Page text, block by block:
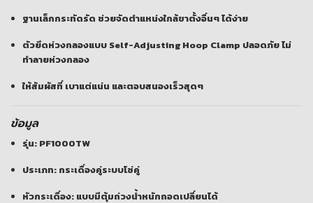
ฐานเล็กกระทัดรัด ช่วยจัดตำแหน่งใกล้ขาตั้งอื่นๆ ได้ง่าย
ตัวยึดห่วงกลองแบบ Self-Adjusting Hoop Clamp ปลอดภัย ไม่
ทำลายห่วงกลอง
ให้สัมผัสที่ เบาแต่แน่น และตอบสนองเร็วสุดๆ
ข้อมูล
รุ่น: PF1000TW
ประเภท: กระเดื่องคู่ระบบโซ่คู่
หัวกระเดื่อง: แบบมีตุ้มถ่วงน้ำหนักถอดเปลี่ยนได้